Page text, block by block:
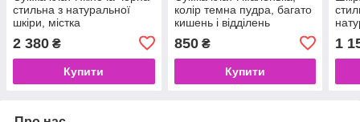
стильна з натуральної
шкіри, містка
2 380 ₴
Купити
колір темна пудра, багато
кишень і відділень
850₴
Купити
1